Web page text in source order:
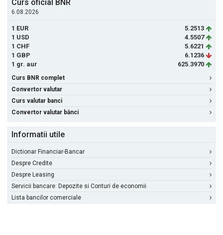
Curs oficial BNR
6.08.2026
1 EUR
5.2513
1 USD
4.5507
1 CHF
5.6221
1 GBP
6.1236
1 gr. aur
625.3970
Curs BNR complet
Convertor valutar
Curs valutar banci
Convertor valutar bănci
Informatii utile
Dictionar Financiar-Bancar
Despre Credite
Despre Leasing
Servicii bancare: Depozite si Conturi de economii
Lista bancilor comerciale